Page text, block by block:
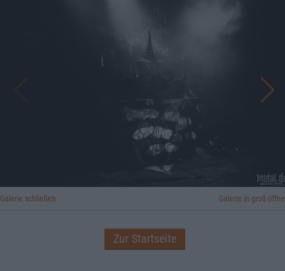
Galerie schließen Galerie in groß
Zur Startseite